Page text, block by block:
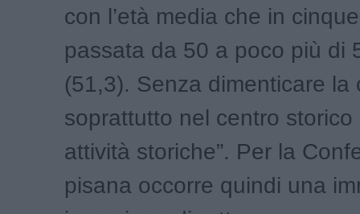
con l’età media che in
passata da 50 a poco più di
(51,3). Senza dimenticare la
soprattutto nel centro storico
attività storiche”. Per la
pisana occorre quindi una